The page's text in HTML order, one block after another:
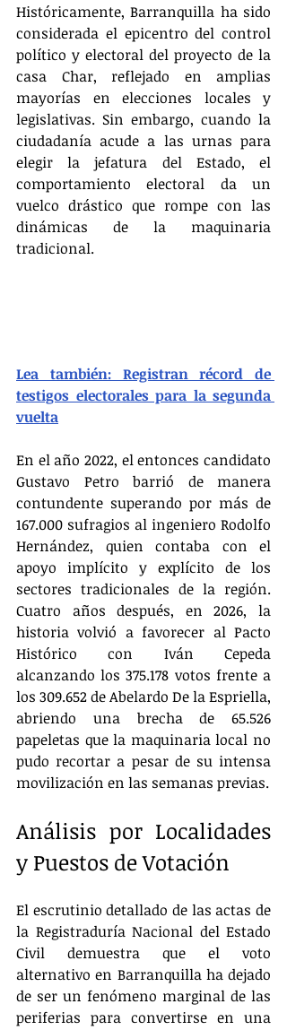
Históricamente, Barranquilla ha sido
considerada el epicentro del control
político y electoral del proyecto de la
casa Char, reflejado en amplias
mayorías en elecciones locales y
legislativas. Sin embargo, cuando la
ciudadanía acude a las urnas para
elegir la jefatura del Estado, el
comportamiento electoral da un
vuelco drástico que rompe con las
dinámicas de la maquinaria
tradicional.
Lea también: Registran récord de
testigos electorales para la segunda
vuelta
En el año 2022, el entonces candidato
Gustavo Petro barrió de manera
contundente superando por más de
167.000 sufragios al ingeniero Rodolfo
Hernández, quien contaba con el
apoyo implícito y explícito de los
sectores tradicionales de la región.
Cuatro años después, en 2026, la
historia volvió a favorecer al Pacto
Histórico con Iván Cepeda
alcanzando los 375.178 votos frente a
los 309.652 de Abelardo De la Espriella,
abriendo una brecha de 65.526
papeletas que la maquinaria local no
pudo recortar a pesar de su intensa
movilización en las semanas previas.
Análisis por Localidades
y Puestos de Votación
El escrutinio detallado de las actas de
la Registraduría Nacional del Estado
Civil demuestra que el voto
alternativo en Barranquilla ha dejado
de ser un fenómeno marginal de las
periferias para convertirse en una